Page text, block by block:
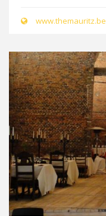
www.themauritz.be